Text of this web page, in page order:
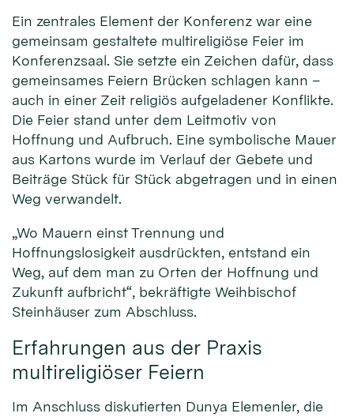
Ein zentrales Element der Konferenz war eine
gemeinsam gestaltete multireligiöse Feier im
Konferenzsaal. Sie setzte ein Zeichen dafür, dass
gemeinsames Feiern Brücken schlagen kann –
auch in einer Zeit religiös aufgeladener Konflikte.
Die Feier stand unter dem Leitmotiv von
Hoffnung und Aufbruch. Eine symbolische Mauer
aus Kartons wurde im Verlauf der Gebete und
Beiträge Stück für Stück abgetragen und in einen
Weg verwandelt.
„Wo Mauern einst Trennung und
Hoffnungslosigkeit ausdrückten, entstand ein
Weg, auf dem man zu Orten der Hoffnung und
Zukunft aufbricht“, bekräftigte Weihbischof
Steinhäuser zum Abschluss.
Erfahrungen aus der Praxis
multireligiöser Feiern
Im Anschluss diskutierten Dunya Elemenler, die